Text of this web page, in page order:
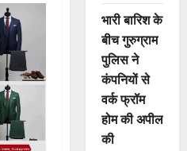
भारी बारिश के
बीच गुरुग्राम
पुलिस ने
कंपनियों से
वर्क फ्रॉम
होम की अपील
की